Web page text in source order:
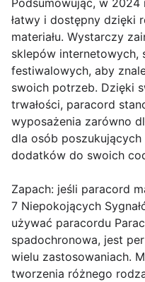
Podsumowując, w
łatwy i dostępny dzięki
materiału. Wystarczy
sklepów internetowych,
festiwalowych, aby
swoich potrzeb. Dzięki
trwałości, paracord
wyposażenia zarówno
dla osób
dodatków do swoich
Zapach: jeśli paracord
7 Niepokojących
używać paracordu
spadochronowa, jest
wielu zastosowaniach.
tworzenia różnego